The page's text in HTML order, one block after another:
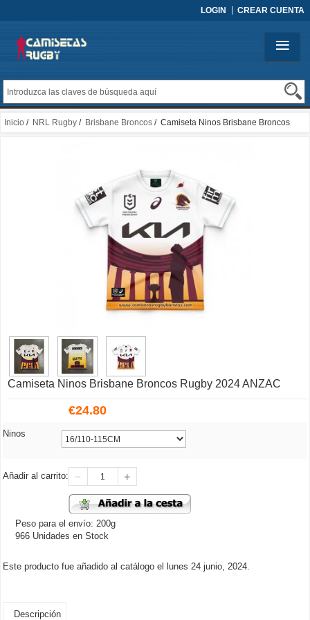
LOGIN CREAR CUENTA
Inicio / NRL Rugby / Brisbane Broncos / Camiseta Ninos Brisbane Broncos
Camiseta Ninos Brisbane Broncos Rugby 2024 ANZAC
€24.80
Ninos
Añadir al carrito:
Peso para el envío: 200g
966 Unidades en Stock
Este producto fue añadido al catálogo el lunes 24 junio, 2024.
Descripción